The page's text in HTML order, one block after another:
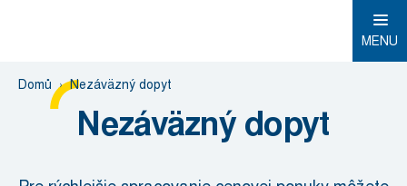
MENU
Domů Nezáväzný dopyt
Nezáväzný dopyt